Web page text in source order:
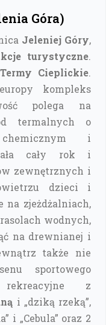
Góra)
Jeleniej Góry,
turystyczne.
Termy Cieplickie.
kompleks
polega na
termalnych o
i
cały rok i
zewnętrznych i
dzieci i
na zjeżdżalniach,
wodnych,
na drewnianej i
także nie
sportowego
z
i „dziką rzeką”,
i „Cebula” oraz 2